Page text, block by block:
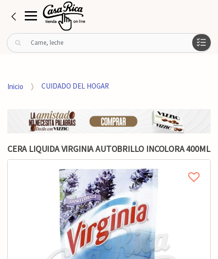
B
u
rInicio CUIDADO DEL HOGAR
CERA LIQUIDA VIRGINIA AUTOBRILLO INCOLORA 400ML